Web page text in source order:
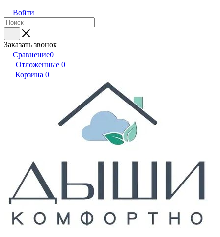
Войти
Заказать звонок
Сравнение0
Отложенные 0
Корзина 0